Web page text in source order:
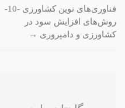
پیمایش
نوشته
فناوری‌های نوین کشاورزی -10-
روش‌های افزایش سود در
کشاورزی و دامپروری →